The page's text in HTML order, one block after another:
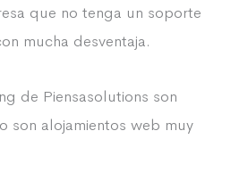
que no tenga un soporte
mucha desventaja.
de Piensasolutions son
son alojamientos web muy